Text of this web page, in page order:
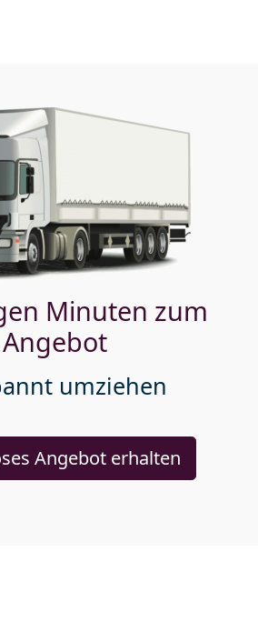
Minuten zum
Angebot
umziehen
Angebot erhalten